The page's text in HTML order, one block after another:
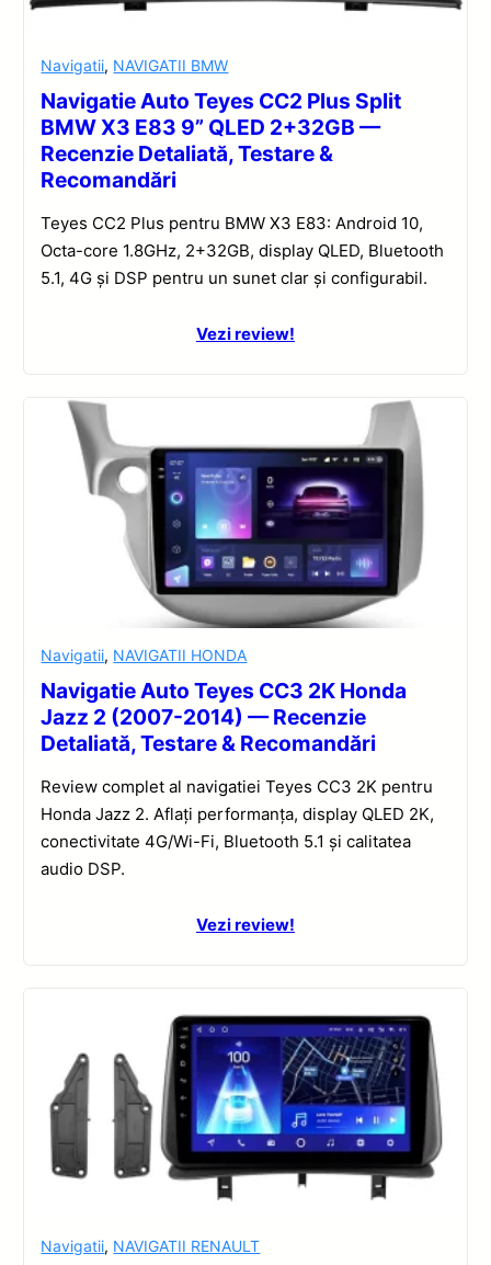
Navigatii, NAVIGATII BMW
Navigatie Auto Teyes CC2 Plus Split
BMW X3 E83 9” QLED 2+32GB —
Recenzie Detaliată, Testare &
Recomandări
Teyes CC2 Plus pentru BMW X3 E83: Android 10,
Octa-core 1.8GHz, 2+32GB, display QLED, Bluetooth
5.1, 4G și DSP pentru un sunet clar și configurabil.
Vezi review!
Navigatii, NAVIGATII HONDA
Navigatie Auto Teyes CC3 2K Honda
Jazz 2 (2007-2014) — Recenzie
Detaliată, Testare & Recomandări
Review complet al navigatiei Teyes CC3 2K pentru
Honda Jazz 2. Aflați performanța, display QLED 2K,
conectivitate 4G/Wi-Fi, Bluetooth 5.1 și calitatea
audio DSP.
Vezi review!
Navigatii, NAVIGATII RENAULT